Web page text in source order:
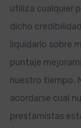
utiliza cualquier
dicho
liquidarlo sobre
puntaje
nuestro tiempo.
acordarse cual
prestamistas